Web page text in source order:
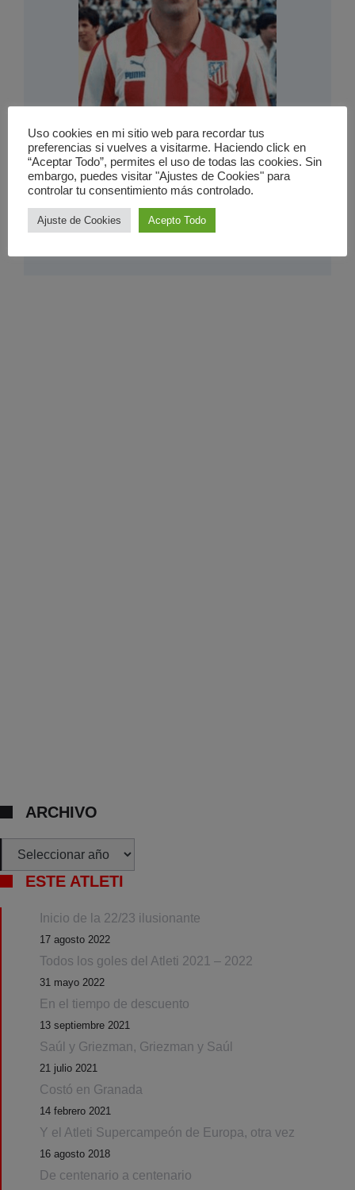
Coincidencias
15 octubre 2010
Feliz año y los mensajes de movil
2 enero 2010
ARCHIVO
Archivos
ESTE ATLETI
Inicio de la 22/23 ilusionante
17 agosto 2022
Todos los goles del Atleti 2021 – 2022
31 mayo 2022
En el tiempo de descuento
13 septiembre 2021
Saúl y Griezman, Griezman y Saúl
21 julio 2021
Costó en Granada
14 febrero 2021
Y el Atleti Supercampeón de Europa, otra vez
16 agosto 2018
De centenario a centenario
Uso cookies en mi sitio web para recordar tus
preferencias si vuelves a visitarme. Haciendo click en
“Aceptar Todo”, permites el uso de todas las cookies. Sin
embargo, puedes visitar "Ajustes de Cookies" para
controlar tu consentimiento más controlado.
Ajuste de Cookies Acepto Todo